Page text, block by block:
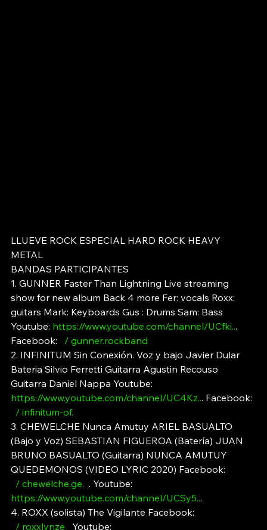
LLUEVE ROCK ESPECIAL HARD ROCK HEAVY
METAL
BANDAS PARTICIPANTES
1. GUNNER Faster Than Lightning Live streaming
show for new album Back 4 more Fer: vocals Roxx:
guitars Mark: Keyboards Gus : Drums Sam: Bass
Youtube: https://www.youtube.com/channel/UCfki...
Facebook:
/ gunner.rockband
2. INFINITUM Sin Conexión. Voz y bajo Javier Dular
Bateria Silvio Ferretti Guitarra Agustin Recouso
Guitarra Daniel Nappa Youtube:
https://www.youtube.com/channel/UC4Kz... Facebook:
/ infinitum-of.
3. CHEWELCHE Nunca Amutuy ARIEL BASUALTO
(Bajo y Voz) SEBASTIAN FIGUEROA (Batería) JUAN
BRUNO BASUALTO (Guitarra) NUNCA AMUTUY
QUEDEMONOS (VIDEO LYRIC 2020) Facebook:
/ chewelche.ge. . Youtube:
https://www.youtube.com/channel/UCSy5...
4. ROXX (solista) The Vigilante Facebook:
/ roxxlynze
Youtube: